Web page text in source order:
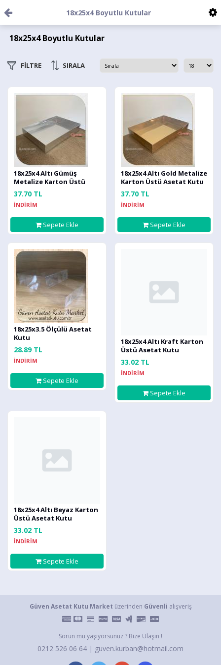
18x25x4 Boyutlu Kutular
18x25x4 Boyutlu Kutular
FİLTRE SIRALA
18x25x4 Altı Gümüş
Metalize Karton Üstü
Asetat Kutu
37.70 TL
İNDİRİM
Sepete Ekle
18x25x4 Altı Gold Metalize
Karton Üstü Asetat Kutu
37.70 TL
İNDİRİM
Sepete Ekle
18x25x3.5 Ölçülü Asetat
Kutu
28.89 TL
İNDİRİM
Sepete Ekle
18x25x4 Altı Kraft Karton
Üstü Asetat Kutu
33.02 TL
İNDİRİM
Sepete Ekle
18x25x4 Altı Beyaz Karton
Üstü Asetat Kutu
33.02 TL
İNDİRİM
Sepete Ekle
Güven Asetat Kutu Market üzerinden Güvenli alışveriş
Sorun mu yaşıyorsunuz ? Bize Ulaşın !
0212 526 06 64 | guven.kurban@hotmail.com